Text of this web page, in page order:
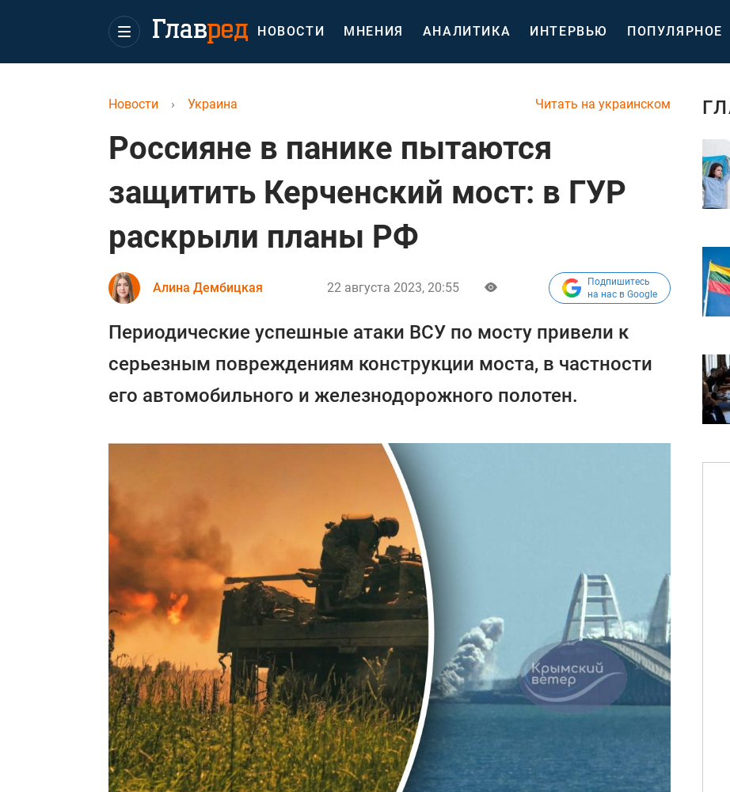
НОВОСТИ МНЕНИЯ АНАЛИТИКА ИНТЕРВЬЮ ПОПУЛЯРНОЕ
Читать на украинском
Новости › Украина
Россияне в панике пытаются
защитить Керченский мост: в ГУР
раскрыли планы РФ
Алина Дембицкая 22 августа 2023, 20:55
Подпишитесь
на нас в Google
Периодические успешные атаки ВСУ по мосту привели к
серьезным повреждениям конструкции моста, в частности
его автомобильного и железнодорожного полотен.